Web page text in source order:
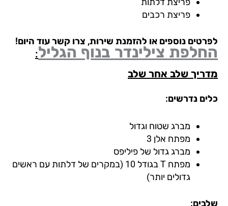
פריצת רכבים
נוספים או להזמנת שירות, צרו קשר עוד היום!
צילינדרבנוף הגליל:
שלב אחר שלב
נדרשים:
מברג שטוח וגדול
מפתח אלן 3
מברג גדול של פיליפס
מפתח T בגודל 10 (במקרים של דלתות עם ראשים
גדולים יותר)